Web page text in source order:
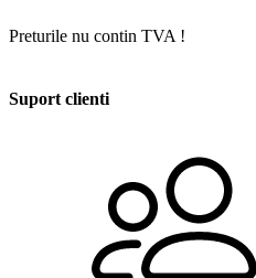
Preturile nu contin TVA !
Suport clienti